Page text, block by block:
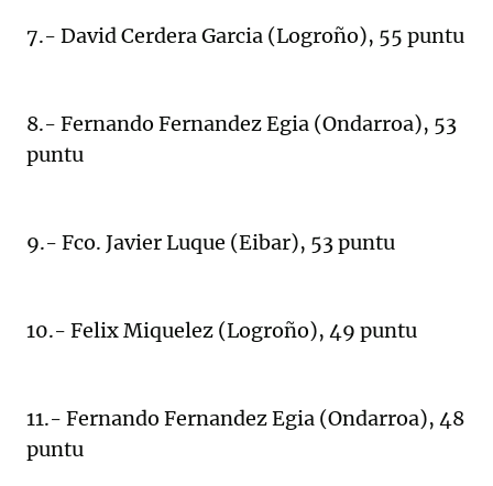
7.- David Cerdera Garcia (Logroño), 55 puntu
8.- Fernando Fernandez Egia (Ondarroa), 53
puntu
9.- Fco. Javier Luque (Eibar), 53 puntu
10.- Felix Miquelez (Logroño), 49 puntu
11.- Fernando Fernandez Egia (Ondarroa), 48
puntu